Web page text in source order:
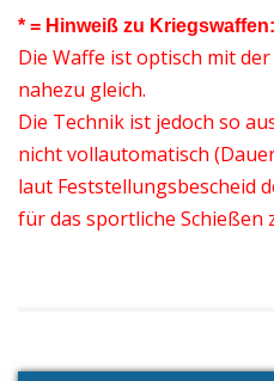
* = Hinweiß zu Kriegswaffen:
Die Waffe ist optisch mit
nahezu gleich.
Die Technik ist jedoch so
nicht vollautomatisch
laut Feststellungsbescheid
für das sportliche Schießen